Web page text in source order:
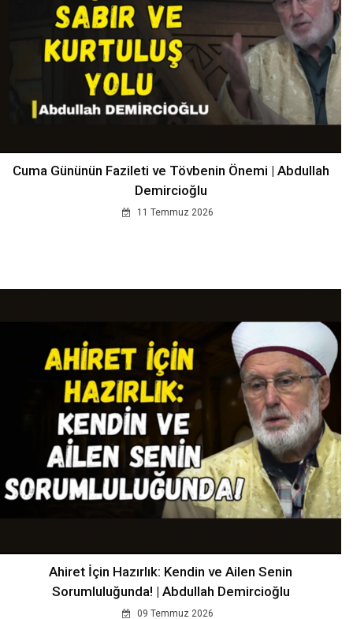
Cuma Gününün Fazileti ve Tövbenin Önemi | Abdullah
Demircioğlu
11 Temmuz 2026
Ahiret İçin Hazırlık: Kendin ve Ailen Senin
Sorumluluğunda! | Abdullah Demircioğlu
09 Temmuz 2026